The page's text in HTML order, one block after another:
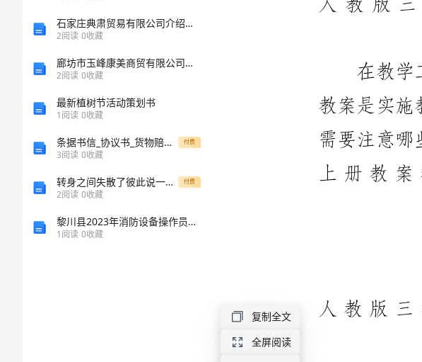
石家庄典肃贸易有限公司介绍企业发展分析报告
2阅读 0收藏
廊坊市玉峰康美商贸有限公司介绍企业发展分析报告
2阅读 0收藏
最新植树节活动策划书
1阅读 0收藏
条据书信_协议书_货物赔偿的协议书范本 付费
3阅读 0收藏
转身之间失散了彼此说一声缘尽(泣泪心得) 付费
2阅读 0收藏
黎川县2023年消防设备操作员考试题库【完整版】
1阅读 0收藏
复制全文
全屏阅读